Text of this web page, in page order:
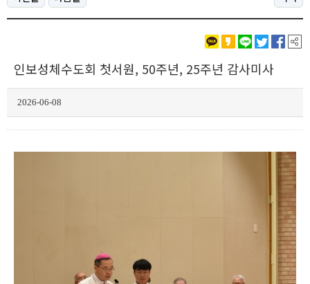
인보성체수도회 첫서원, 50주년, 25주년 감사미사
2026-06-08